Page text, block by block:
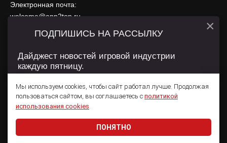
Электронная почта:
welcome@app2top.ru
При использовании материалов активная ссылка на
Сайт использует IP адреса, cookie, данные геолокации
использования содержатся вПолитике конфиденциальностии
Пользовательском соглашении .
© 2011 — 2026 App2Top 16+
Мы используем cookies, чтобы сайт работал лучше. Продолжая
пользоваться сайтом, вы соглашаетесь с политикой
использования cookies.
ПОНЯТНО
ПОДПИШИСЬ НА РАССЫЛКУ
Дайджест новостей игровой индустрии
каждую пятницу.
Даю согласие на обработкуперсональных данных
×